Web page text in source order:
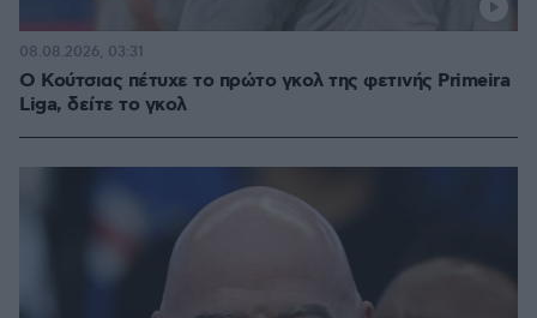
Ο Κούτσιας πέτυχε το πρώτο γκολ της φετινής Primeira
Liga, δείτε το γκολ
08.08.2026, 03:31